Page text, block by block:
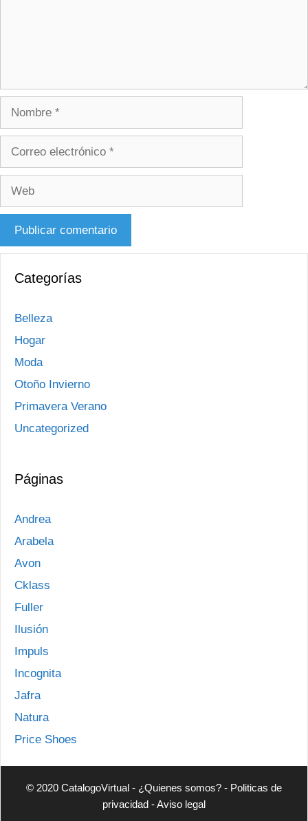
Nombre
Correo
Web
Categorías
Belleza
Hogar
Moda
Otoño Invierno
Primavera Verano
Uncategorized
Páginas
Andrea
Arabela
Avon
Cklass
Fuller
Ilusión
Impuls
Incognita
Jafra
Natura
Price Shoes
© 2020 CatalogoVirtual - ¿Quienes somos? - Politicas de
privacidad -Aviso legal